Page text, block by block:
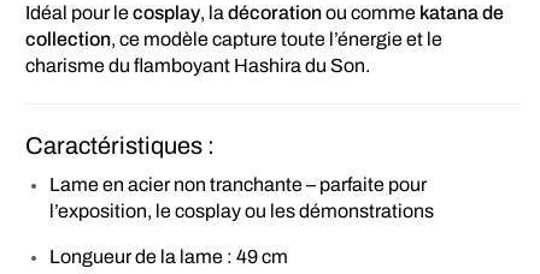
Idéal pour lecosplay, ladécorationou comme katana de
collection, ce modèle capture toute l’énergie et le
charisme du flamboyant Hashira du Son.
Caractéristiques :
Lame en acier non tranchante – parfaite pour
l’exposition, le cosplay ou les démonstrations
Longueur de la lame : 49 cm